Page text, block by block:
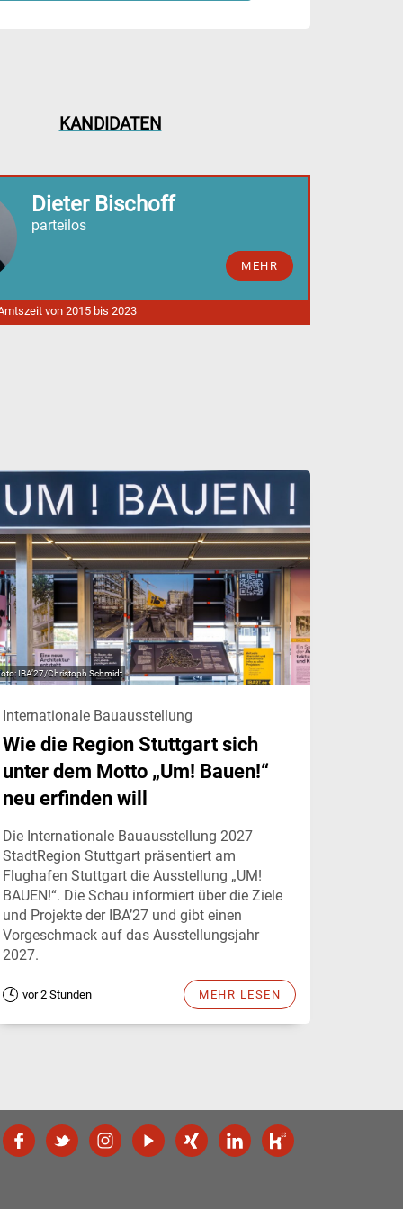
KANDIDATEN
Dieter Bischoff
parteilos
MEHR
von 2015 bis 2023
IBA’27/Christoph Schmidt
Internationale Bauausstellung
Wie die Region Stuttgart sich
unter dem Motto „Um! Bauen!“
neu erfinden will
Die Internationale Bauausstellung 2027
StadtRegion Stuttgart präsentiert am
Flughafen Stuttgart die Ausstellung „UM!
BAUEN!“. Die Schau informiert über die Ziele
und Projekte der IBA’27 und gibt einen
Vorgeschmack auf das Ausstellungsjahr
2027.
vor 2 Stunden MEHR LESEN